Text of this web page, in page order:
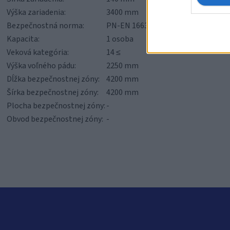
Výška zariadenia:
3400 mm
Bezpečnostná norma:
PN-EN 16630:2015-06
Kapacita:
1 osoba
Veková kategória:
14 ≤
Výška voľného pádu:
2250 mm
Dĺžka bezpečnostnej zóny:
4200 mm
Šírka bezpečnostnej zóny:
4200 mm
Plocha bezpečnostnej zóny:-
Obvod bezpečnostnej zóny: -